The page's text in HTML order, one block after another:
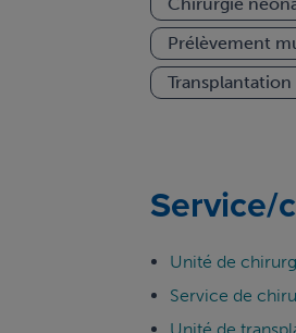
Prélèvement
Service/
Unité de
Service de